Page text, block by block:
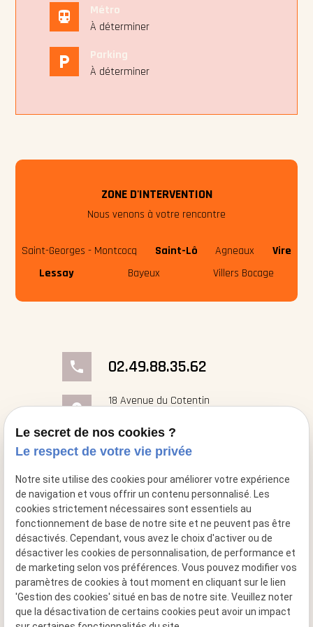
directions_subway
Métro
À déterminer
local_parking
Parking
À déterminer
ZONE D'INTERVENTION
Nous venons à votre rencontre
Saint-Georges - Montcocq Saint-Lô Agneaux
Vire
Lessay
Bayeux Villers Bocage
phone 02.49.88.35.62
place
18 Avenue du Cotentin
mail contact@cheminee-artflam.fr
Le secret de nos cookies ?
Le respect de votre vie privée
Notre site utilise des cookies pour améliorer votre expérience
de navigation et vous offrir un contenu personnalisé. Les
cookies strictement nécessaires sont essentiels au
fonctionnement de base de notre site et ne peuvent pas être
désactivés. Cependant, vous avez le choix d'activer ou de
désactiver les cookies de personnalisation, de performance et
de marketing selon vos préférences. Vous pouvez modifier vos
paramètres de cookies à tout moment en cliquant sur le lien
'Gestion des cookies' situé en bas de notre site. Veuillez noter
que la désactivation de certains cookies peut avoir un impact